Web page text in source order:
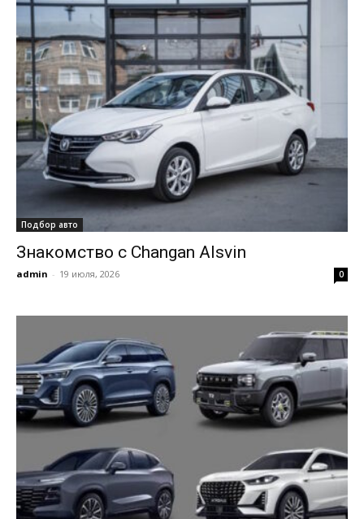
Подбор авто
Знакомство с Changan Alsvin
admin - 19 июля, 2026 0